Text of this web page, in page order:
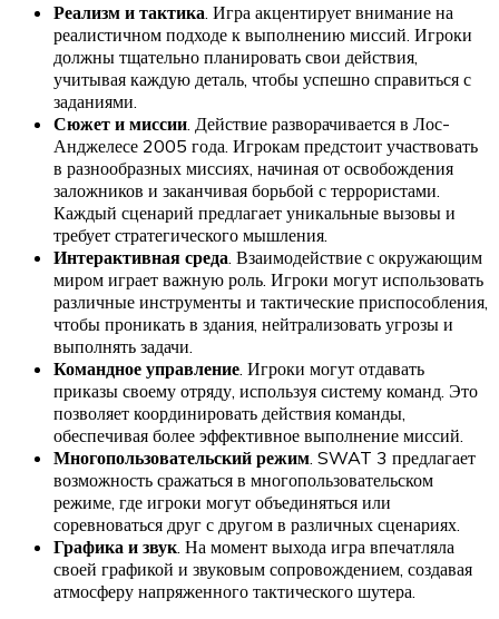
Реализм и тактика. Игра акцентирует внимание на
реалистичном подходе к выполнению миссий. Игроки
должны тщательно планировать свои действия,
учитывая каждую деталь, чтобы успешно справиться с
заданиями.
Сюжет и миссии. Действие разворачивается в Лос-
Анджелесе 2005 года. Игрокам предстоит участвовать
в разнообразных миссиях, начиная от освобождения
заложников и заканчивая борьбой с террористами.
Каждый сценарий предлагает уникальные вызовы и
требует стратегического мышления.
Интерактивная среда. Взаимодействие с окружающим
миром играет важную роль. Игроки могут использовать
различные инструменты и тактические приспособления,
чтобы проникать в здания, нейтрализовать угрозы и
выполнять задачи.
Командное управление. Игроки могут отдавать
приказы своему отряду, используя систему команд. Это
позволяет координировать действия команды,
обеспечивая более эффективное выполнение миссий.
Многопользовательский режим. SWAT 3 предлагает
возможность сражаться в многопользовательском
режиме, где игроки могут объединяться или
соревноваться друг с другом в различных сценариях.
Графика и звук. На момент выхода игра впечатляла
своей графикой и звуковым сопровождением, создавая
атмосферу напряженного тактического шутера.